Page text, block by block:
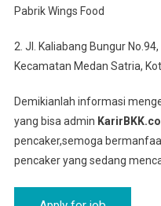
Pabrik Wings Food
2. Jl. Kaliabang Bungur
Kecamatan Medan Satria,
Demikianlah informasi
yang bisa admin
pencaker,semoga
pencaker yang sedang